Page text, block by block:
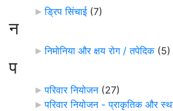
ड्रिप सिंचाई‎ (7)
न
निमोनिया और क्षय रोग / तपेदिक‎ (5)
प
परिवार नियोजन‎ (27)
परिवार नियोजन - प्राकृतिक और